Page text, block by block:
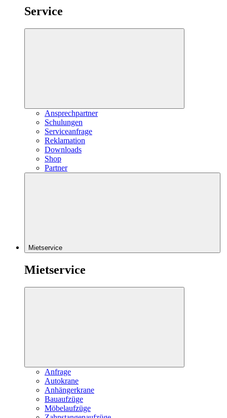
Service
Ansprechpartner
Schulungen
Serviceanfrage
Reklamation
Downloads
Shop
Partner
Mietservice
Mietservice
Anfrage
Autokrane
Anhängerkrane
Bauaufzüge
Möbelaufzüge